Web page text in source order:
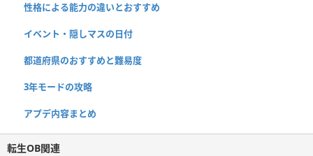
性格による能力の違いとおすすめ
イベント・隠しマスの日付
都道府県のおすすめと難易度
3年モードの攻略
アプデ内容まとめ
転生OB関連